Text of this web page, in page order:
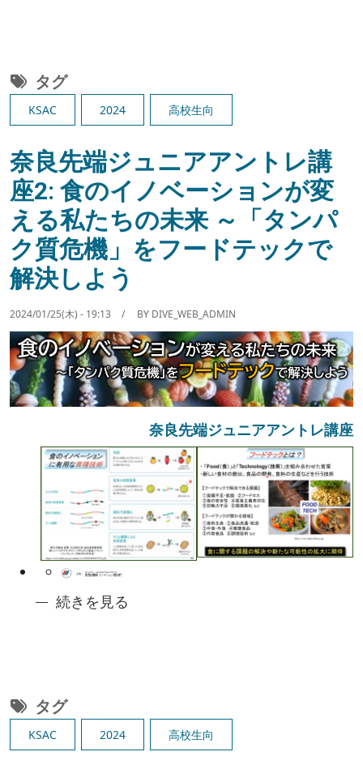
タグ
KSAC 2024 高校生向
奈良先端ジュニアアントレ講
座2: 食のイノベーションが変
える私たちの未来 ～「タンパ
ク質危機」をフードテックで
解決しよう
2024/01/25(木) - 19:13 BY DIVE_WEB_ADMIN
奈良先端ジュニアアントレ講座
Image
奈良先端ジュニアアントレ講座2: 食のイノベ
続きを見る
タグ
KSAC 2024 高校生向